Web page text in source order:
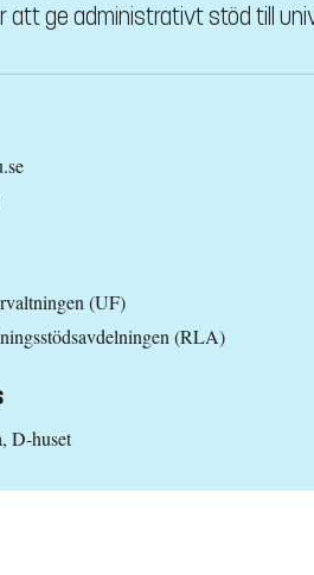
att ge administrativt stöd till
(UF)
(RLA)
D-huset